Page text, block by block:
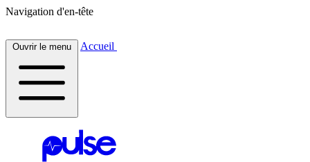
Navigation d'en-tête
Ouvrir le menu Accueil